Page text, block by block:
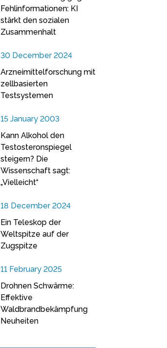
Fehlinformationen: KI
stärkt den sozialen
Zusammenhalt
30 December 2024
Arzneimittelforschung mit
zellbasierten
Testsystemen
15 January 2003
Kann Alkohol den
Testosteronspiegel
steigern? Die
Wissenschaft sagt:
„Vielleicht“
18 December 2024
Ein Teleskop der
Weltspitze auf der
Zugspitze
11 February 2025
Drohnen Schwärme:
Effektive
Waldbrandbekämpfung
Neuheiten